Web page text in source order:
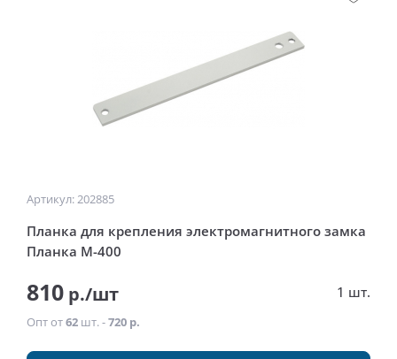
Артикул: 202885
Планка для крепления электромагнитного замка
Планка М-400
810 р./шт 1 шт.
Опт от62 шт. -720 р.